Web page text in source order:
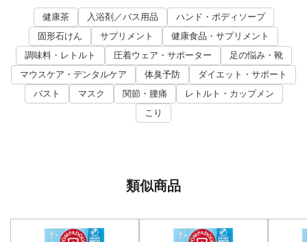
健康茶 入浴剤／バス用品
ハンド・ボディソープ
固形石けん
サプリメント
健康食品・サプリメント
調味料・レトルト
圧着ウェア・サポーター
足の悩み・靴
マウスケア・デンタルケア
体臭予防
ダイエット・サポート
バスト
マスク 関節・腰痛
レトルト・カップメン
こり
類似商品